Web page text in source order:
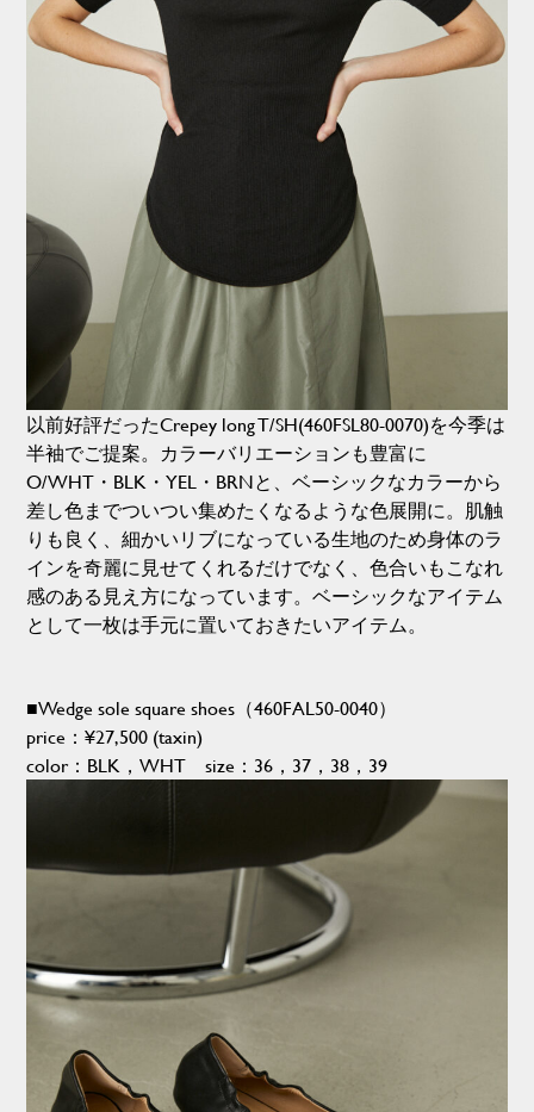
以前好評だったCrepey long T/SH(460FSL80-0070)を今季は
半袖でご提案。カラーバリエーションも豊富に
O/WHT・BLK・YEL・BRNと、ベーシックなカラーから
差し色までついつい集めたくなるような色展開に。肌触
りも良く、細かいリブになっている生地のため身体のラ
インを奇麗に見せてくれるだけでなく、色合いもこなれ
感のある見え方になっています。ベーシックなアイテム
として一枚は手元に置いておきたいアイテム。
■Wedge sole square shoes（460FAL50-0040）
price：¥27,500 (taxin)
color：BLK，WHT size：36，37，38，39